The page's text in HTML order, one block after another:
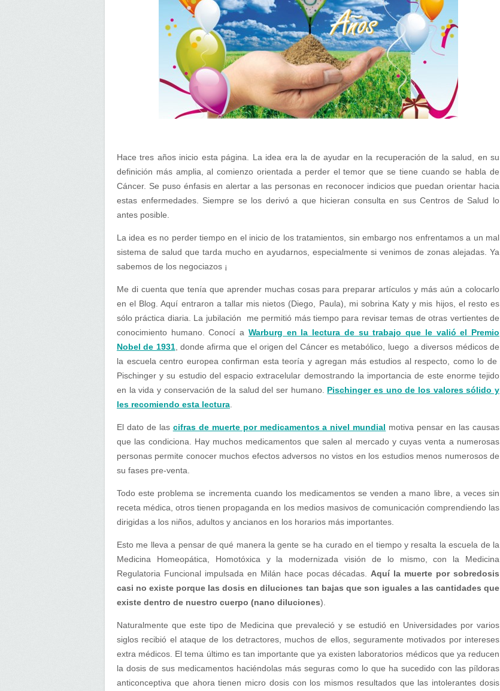
Hace tres años inicio esta página. La idea era la de ayudar en la recuperación de la salud, en su
definición más amplia, al comienzo orientada a perder el temor que se tiene cuando se habla de
Cáncer. Se puso énfasis en alertar a las personas en reconocer indicios que puedan orientar hacia
estas enfermedades. Siempre se los derivó a que hicieran consulta en sus Centros de Salud lo
antes posible.
La idea es no perder tiempo en el inicio de los tratamientos, sin embargo nos enfrentamos a un mal
sistema de salud que tarda mucho en ayudarnos, especialmente si venimos de zonas alejadas. Ya
sabemos de los negociazos ¡
Me di cuenta que tenía que aprender muchas cosas para preparar artículos y más aún a colocarlo
en el Blog. Aquí entraron a tallar mis nietos (Diego, Paula), mi sobrina Katy y mis hijos, el resto es
sólo práctica diaria. La jubilación me permitió más tiempo para revisar temas de otras vertientes de
conocimiento humano. Conocí a Warburg en la lectura de su trabajo que le valió el Premio
Nobel de 1931, donde afirma que el origen del Cáncer es metabólico, luego a diversos médicos de
la escuela centro europea confirman esta teoría y agregan más estudios al respecto, como lo de
Pischinger y su estudio del espacio extracelular demostrando la importancia de este enorme tejido
en la vida y conservación de la salud del ser humano. Pischinger es uno de los valores sólido y
les recomiendo esta lectura
El dato de las cifras de muerte por medicamentos a nivel mundial motiva pensar en las causas
que las condiciona. Hay muchos medicamentos que salen al mercado y cuyas venta a numerosas
personas permite conocer muchos efectos adversos no vistos en los estudios menos numerosos de
su fases pre-venta.
Todo este problema se incrementa cuando los medicamentos se venden a mano libre, a veces sin
receta médica, otros tienen propaganda en los medios masivos de comunicación comprendiendo las
dirigidas a los niños, adultos y ancianos en los horarios más importantes.
Esto me lleva a pensar de qué manera la gente se ha curado en el tiempo y resalta la escuela de la
Medicina Homeopática, Homotóxica y la modernizada visión de lo mismo, con la Medicina
Regulatoria Funcional impulsada en Milán hace pocas décadas. Aquí la muerte por sobredosis
casi no existe porque las dosis en diluciones tan bajas que son iguales a las cantidades que
existe dentro de nuestro cuerpo (nano diluciones).
Naturalmente que este tipo de Medicina que prevaleció y se estudió en Universidades por varios
siglos recibió el ataque de los detractores, muchos de ellos, seguramente motivados por intereses
extra médicos. El tema último es tan importante que ya existen laboratorios médicos que ya reducen
la dosis de sus medicamentos haciéndolas más seguras como lo que ha sucedido con las píldoras
anticonceptiva que ahora tienen micro dosis con los mismos resultados que las intolerantes dosis